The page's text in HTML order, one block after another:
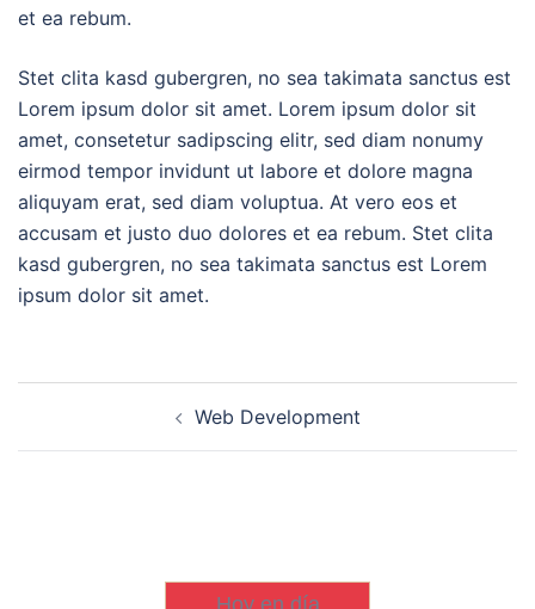
et ea rebum.
Stet clita kasd gubergren, no sea takimata sanctus est
Lorem ipsum dolor sit amet. Lorem ipsum dolor sit
amet, consetetur sadipscing elitr, sed diam nonumy
eirmod tempor invidunt ut labore et dolore magna
aliquyam erat, sed diam voluptua. At vero eos et
accusam et justo duo dolores et ea rebum. Stet clita
kasd gubergren, no sea takimata sanctus est Lorem
ipsum dolor sit amet.
Web Development
Hoy en día